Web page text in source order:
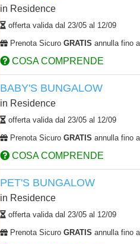
in Residence
offerta valida dal 23/05 al 12/09
Prenota Sicuro GRATIS annulla fino
COSA COMPRENDE
BABY'S BUNGALOW
in Residence
offerta valida dal 23/05 al 12/09
Prenota Sicuro GRATIS annulla fino
COSA COMPRENDE
PET'S BUNGALOW
in Residence
offerta valida dal 23/05 al 12/09
Prenota Sicuro GRATIS annulla fino